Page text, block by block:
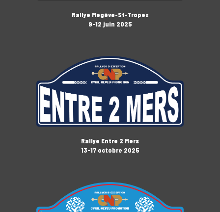
Rallye Megève-St-Tropez
9-12 juin 2025
Rallye Entre 2 Mers
13-17 octobre 2025